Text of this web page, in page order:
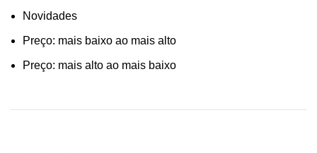
Novidades
Preço: mais baixo ao mais alto
Preço: mais alto ao mais baixo